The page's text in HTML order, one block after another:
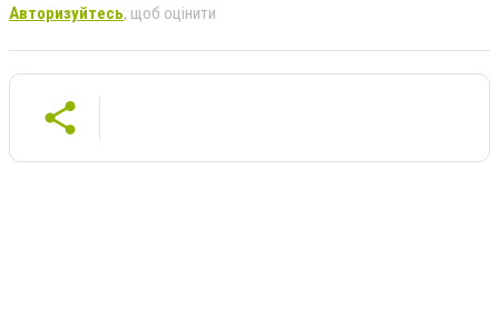
Авторизуйтесь, щоб оцінити